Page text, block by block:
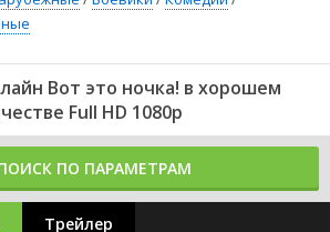
Вот это ночка! в хорошем
Full HD 1080p
ПО ПАРАМЕТРАМ
Трейлер